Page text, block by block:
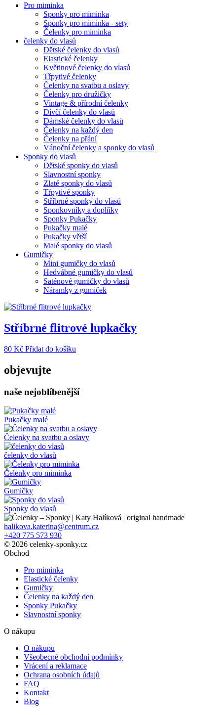
Pro miminka
Sponky pro miminka
Sponky pro miminka - sety
Čelenky pro miminka
čelenky do vlasů
Dětské čelenky do vlasů
Elastické čelenky
Květinové čelenky do vlasů
Třpytivé čelenky
Čelenky na svatbu a oslavy
Čelenky pro družičky
Vintage & přírodní čelenky
Dívčí čelenky do vlasů
Dámské čelenky do vlasů
Čelenky na každý den
Čelenky na přání
Vánoční čelenky a sponky do vlasů
Sponky do vlasů
Dětské sponky do vlasů
Slavnostní sponky
Zlaté sponky do vlasů
Třpytivé sponky
Stříbrné sponky do vlasů
Sponkovníky a doplňky
Sponky Pukačky
Pukačky malé
Pukačky větší
Malé sponky do vlasů
Gumičky
Mini gumičky do vlasů
Hedvábné gumičky do vlasů
Saténové gumičky do vlasů
Náramky z gumiček
Stříbrné flitrové lupkačky
80 Kč Přidat do košíku
objevujte
naše nejoblíbenější
Pukačky malé
Čelenky na svatbu a oslavy
čelenky do vlasů
Čelenky pro miminka
Gumičky
Sponky do vlasů
halikova.katerina@centrum.cz
+420 775 573 930
© 2026 celenky-sponky.cz
Obchod
Pro miminka
Elastické čelenky
Gumičky
Čelenky na každý den
Sponky Pukačky
Slavnostní sponky
O nákupu
O nákupu
Všeobecné obchodní podmínky
Vrácení a reklamace
Ochrana osobních údajů
FAQ
Kontakt
Blog